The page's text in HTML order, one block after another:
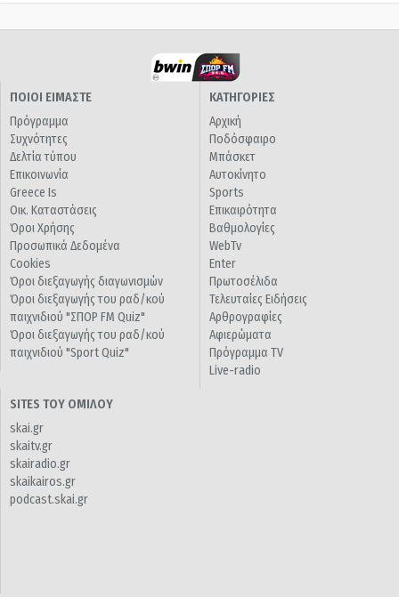
ΠΟΙΟΙ ΕΙΜΑΣΤΕ
Πρόγραμμα
Συχνότητες
Δελτία τύπου
Επικοινωνία
Greece Is
Οικ. Καταστάσεις
Όροι Χρήσης
Προσωπικά Δεδομένα
Cookies
Όροι διεξαγωγής διαγωνισμών
Όροι διεξαγωγής του ραδ/κού
παιχνιδιού "ΣΠΟΡ FM Quiz"
Όροι διεξαγωγής του ραδ/κού
παιχνιδιού "Sport Quiz"
ΚΑΤΗΓΟΡΙΕΣ
Αρχική
Ποδόσφαιρο
Μπάσκετ
Αυτοκίνητο
Sports
Επικαιρότητα
Βαθμολογίες
WebTv
Enter
Πρωτοσέλιδα
Τελευταίες Ειδήσεις
Αρθρογραφίες
Αφιερώματα
Πρόγραμμα TV
Live-radio
SITES ΤΟΥ ΟΜΙΛΟΥ
skai.gr
skaitv.gr
skairadio.gr
skaikairos.gr
podcast.skai.gr